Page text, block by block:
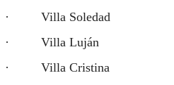
· Villa Soledad
· Villa Luján
· Villa Cristina